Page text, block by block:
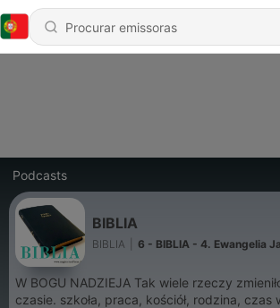
Podcasts
BIBLIA
BIBLIA 6 - BIBLIA - 4. Ewangelia
W BOGU NADZIEJA Tak wiele rzeczy zmieniło się w ostatnim
czasie. szkoła, praca, kościół, rodzina, czas